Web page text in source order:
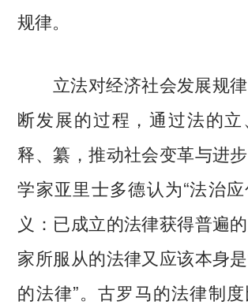
规律。
立法对经济社会发展规律
断发展的过程，通过法的立
释、纂，推动社会变革与进
学家亚里士多德认为“法治
义：已成立的法律获得普遍
家所服从的法律又应该本身
的法律”。古罗马的法律制